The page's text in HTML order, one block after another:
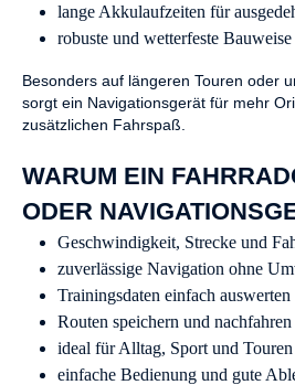
lange Akkulaufzeiten für
robuste und wetterfeste Bauweise
Besonders auf längeren Touren oder
sorgt ein Navigationsgerät für mehr
zusätzlichen Fahrspaß.
WARUM EIN
ODER
Geschwindigkeit, Strecke und
zuverlässige Navigation ohne
Trainingsdaten einfach auswerten
Routen speichern und nachfahren
ideal für Alltag, Sport und Touren
einfache Bedienung und gute